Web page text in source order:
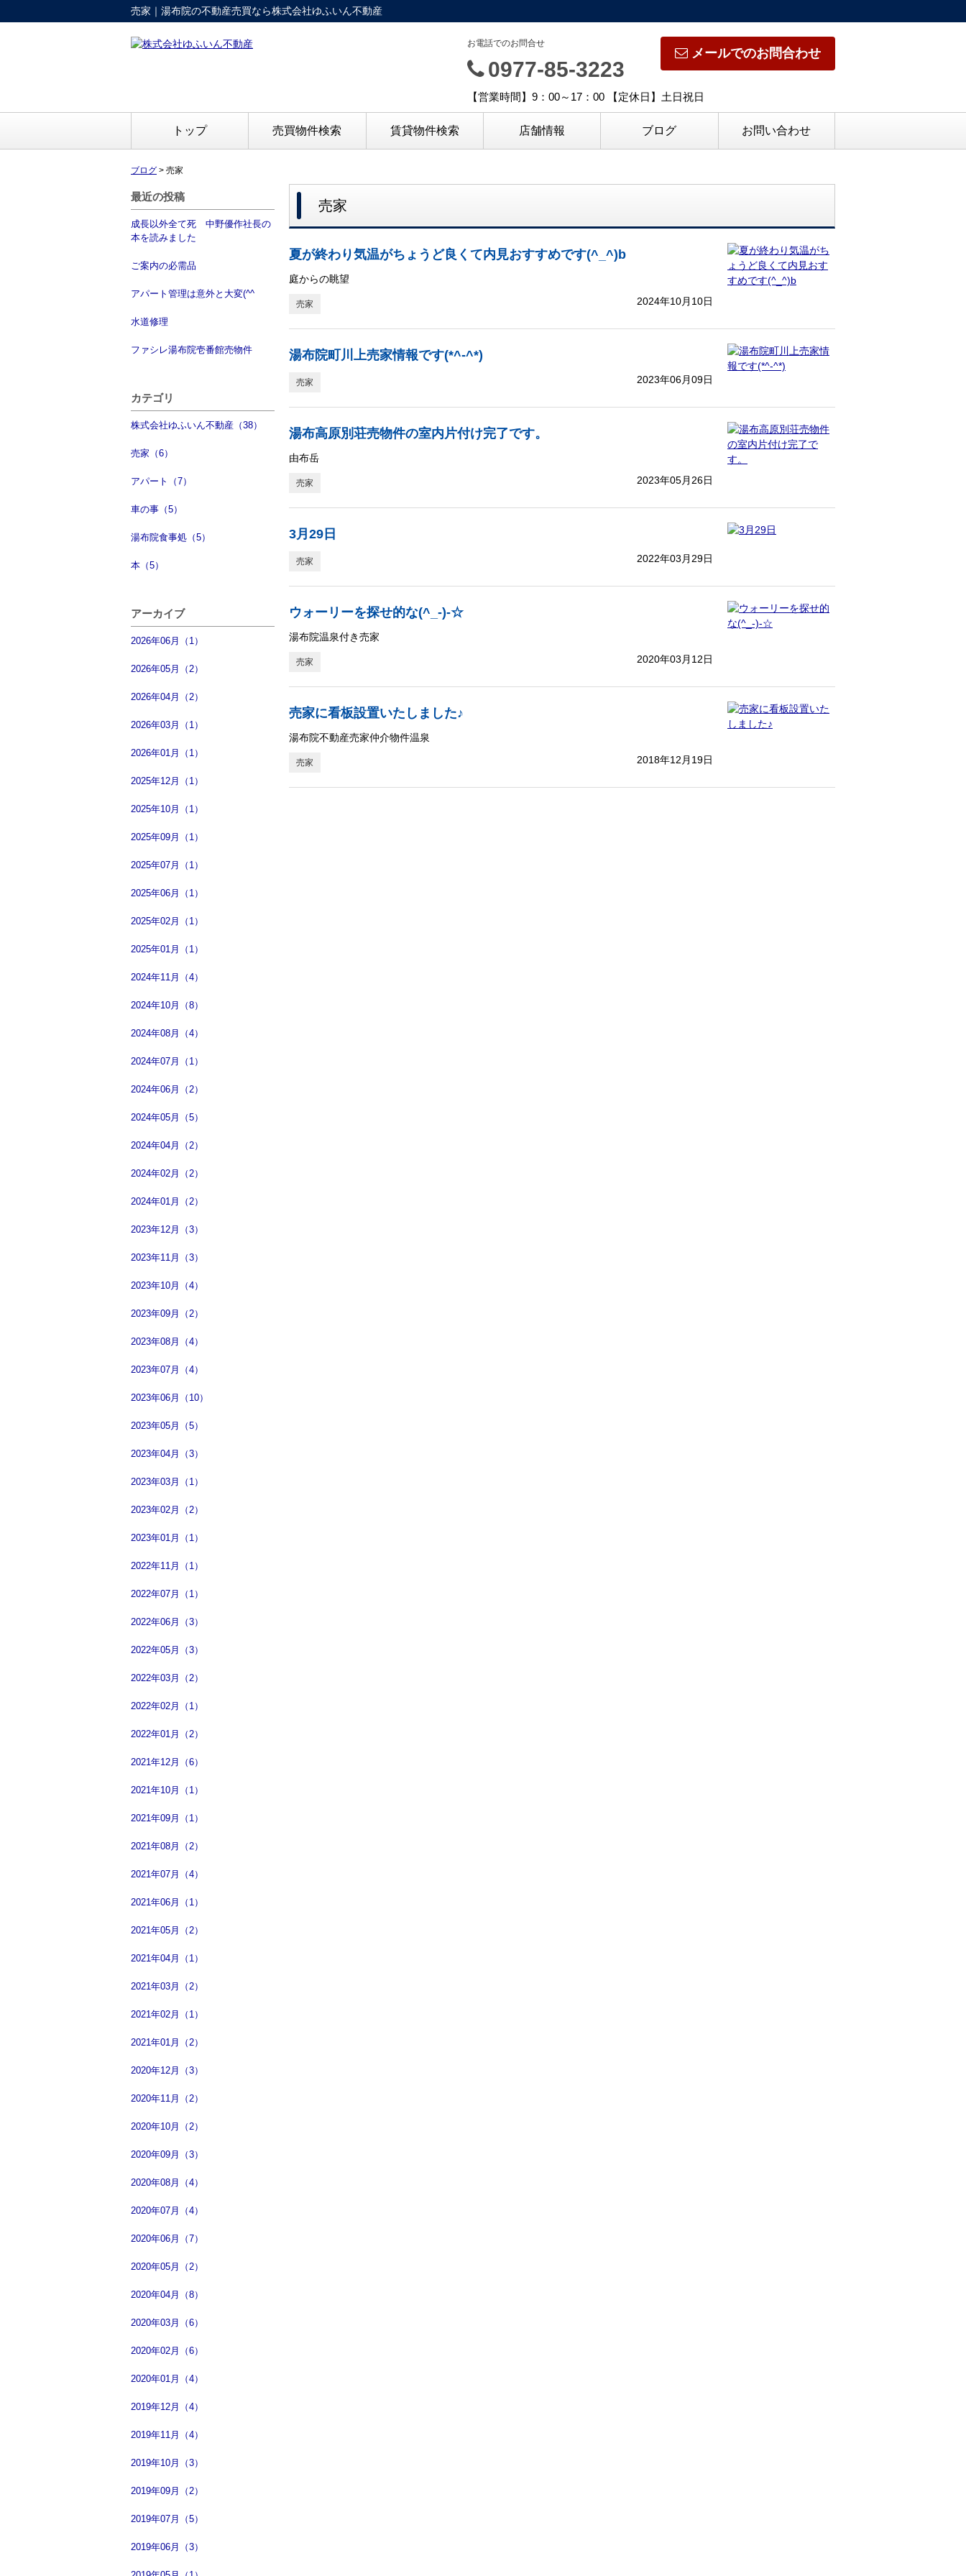
売家｜湯布院の不動産売買なら株式会社ゆふいん不動産
メールでのお問合わせ
お電話でのお問合せ
0977-85-3223
【営業時間】9：00～17：00 【定休日】土日祝日
トップ 売買物件検索 賃貸物件検索 店舗情報 ブログ お問い合わせ
ブログ > 売家
最近の投稿
成長以外全て死 中野優作社長の
本を読みました
ご案内の必需品
アパート管理は意外と大変(^^ゞ
水道修理
ファシレ湯布院壱番館売物件
カテゴリ
株式会社ゆふいん不動産（38）
売家（6）
アパート（7）
車の事（5）
湯布院食事処（5）
本（5）
アーカイブ
2026年06月（1）
2026年05月（2）
2026年04月（2）
2026年03月（1）
2026年01月（1）
2025年12月（1）
2025年10月（1）
2025年09月（1）
2025年07月（1）
2025年06月（1）
2025年02月（1）
2025年01月（1）
2024年11月（4）
2024年10月（8）
2024年08月（4）
2024年07月（1）
2024年06月（2）
2024年05月（5）
2024年04月（2）
2024年02月（2）
2024年01月（2）
2023年12月（3）
2023年11月（3）
2023年10月（4）
2023年09月（2）
2023年08月（4）
2023年07月（4）
2023年06月（10）
2023年05月（5）
2023年04月（3）
2023年03月（1）
2023年02月（2）
2023年01月（1）
2022年11月（1）
2022年07月（1）
2022年06月（3）
2022年05月（3）
2022年03月（2）
2022年02月（1）
2022年01月（2）
2021年12月（6）
2021年10月（1）
2021年09月（1）
2021年08月（2）
2021年07月（4）
2021年06月（1）
2021年05月（2）
2021年04月（1）
2021年03月（2）
2021年02月（1）
2021年01月（2）
2020年12月（3）
2020年11月（2）
2020年10月（2）
2020年09月（3）
2020年08月（4）
2020年07月（4）
2020年06月（7）
2020年05月（2）
2020年04月（8）
2020年03月（6）
2020年02月（6）
2020年01月（4）
2019年12月（4）
2019年11月（4）
2019年10月（3）
2019年09月（2）
2019年07月（5）
2019年06月（3）
売家
夏が終わり気温がちょうど良くて内見おすすめです(^_^)b
庭からの眺望
売家 2024年10月10日
湯布院町川上売家情報です(*^-^*)
売家 2023年06月09日
湯布高原別荘売物件の室内片付け完了です。
由布岳
売家 2023年05月26日
3月29日
売家 2022年03月29日
ウォーリーを探せ的な(^_-)-☆
湯布院温泉付き売家
売家 2020年03月12日
売家に看板設置いたしました♪
湯布院不動産売家仲介物件温泉
売家 2018年12月19日